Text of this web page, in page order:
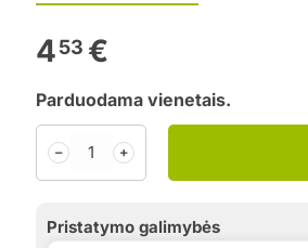
453 €
Parduodama vienetais.
﹣ ﹢
Pristatymo galimybės